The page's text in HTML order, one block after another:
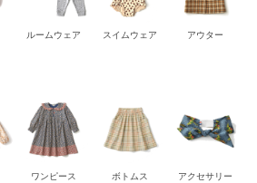
ルームウェア スイムウェア アウター
ワンピース ボトムス アクセサリー